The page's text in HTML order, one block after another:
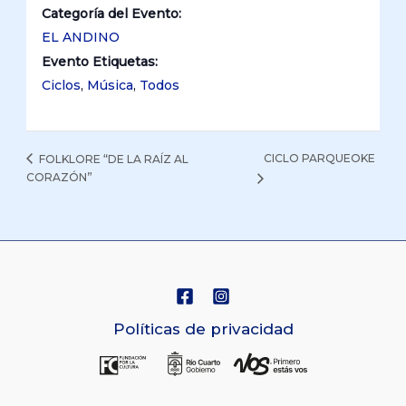
Categoría del Evento:
EL ANDINO
Evento Etiquetas:
Ciclos, Música, Todos
FOLKLORE “DE LA RAÍZ AL
CORAZÓN”
CICLO PARQUEOKE
Políticas de privacidad